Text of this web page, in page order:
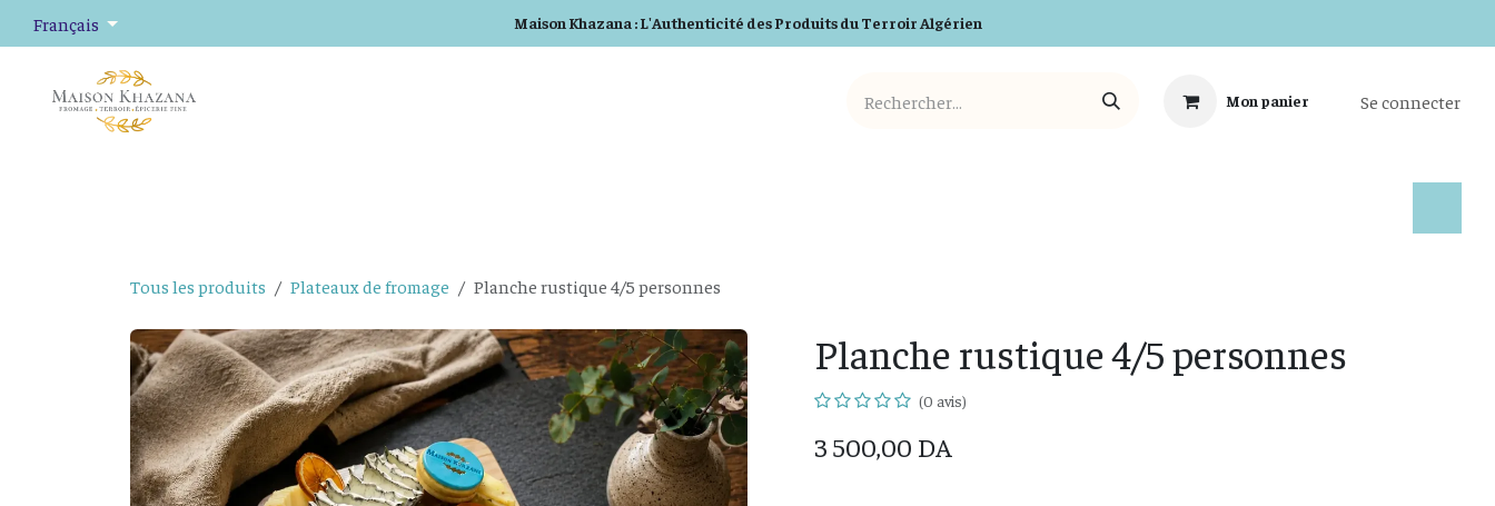
Français Maison Khazana : L'Authenticité des Produits du Terroir Algérien
Mon panier Se connecter
Tous les produits Plateaux de fromage Planche rustique 4/5 personnes
Planche rustique 4/5 personnes
(0 avis)
3 500,00 DA